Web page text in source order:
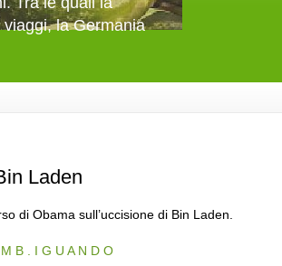
la Germania
Laden
di Obama sull’uccisione di Bin Laden.
B . I G U A N D O